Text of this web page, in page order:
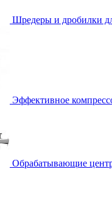
Шредеры и дробилки
Эффективное
Обрабатывающие